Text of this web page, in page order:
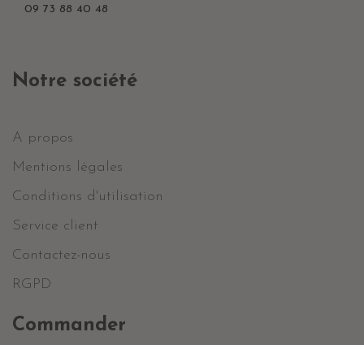
09 73 88 40 48
Notre société
A propos
Mentions légales
Conditions d'utilisation
Service client
Contactez-nous
RGPD
Commander